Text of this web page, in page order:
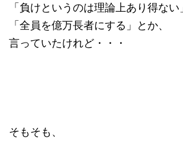
「負けというのは理論上あり得ない
「全員を億万長者にする」とか、
言っていたけれど・・・
そもそも、